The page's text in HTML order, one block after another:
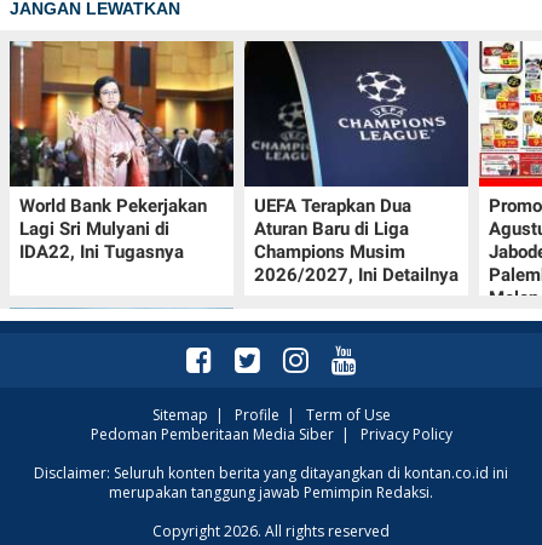
JANGAN LEWATKAN
World Bank Pekerjakan
Lagi Sri Mulyani di
IDA22, Ini Tugasnya
UEFA Terapkan Dua
Aturan Baru di Liga
Champions Musim
2026/2027, Ini Detailnya
Intip Prakiraan Cuaca
Sumsel Kamis (6/8):
Sitemap | Profile | Term of Use
Pedoman Pemberitaan Media Siber| Privacy Policy
Disclaimer: Seluruh konten berita yang ditayangkan di kontan.co.id ini
merupakan tanggung jawab Pemimpin Redaksi.
Copyright 2026. All rights reserved